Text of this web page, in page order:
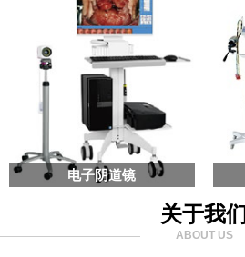
电子阴道镜
关于我们
ABOUT US